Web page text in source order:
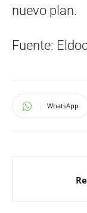
nuevo plan.
Fuente:
WhatsApp